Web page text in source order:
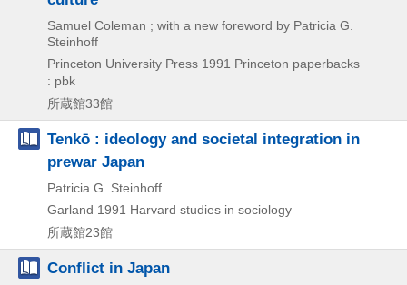
Samuel Coleman ; with a new foreword by Patricia G.
Steinhoff
Princeton University Press 1991 Princeton paperbacks
: pbk
所蔵館33館
Tenkō : ideology and societal integration in
prewar Japan
Patricia G. Steinhoff
Garland 1991 Harvard studies in sociology
所蔵館23館
Conflict in Japan